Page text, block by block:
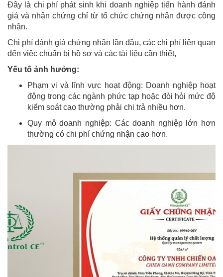
Đây là chi phí phát sinh khi doanh nghiệp tiến hành đánh
giá và nhận chứng chỉ từ tổ chức chứng nhận được công
nhận.
Chi phí đánh giá chứng nhận lần đầu, các chi phí liên quan
đến việc chuẩn bị hồ sơ và các tài liệu cần thiết,
Yếu tố ảnh hưởng:
Phạm vi và lĩnh vực hoạt động: Doanh nghiệp hoạt
động trong các ngành phức tạp hoặc đòi hỏi mức độ
kiểm soát cao thường phải chi trả nhiều hơn.
Quy mô doanh nghiệp: Các doanh nghiệp lớn hơn
thường có chi phí chứng nhận cao hơn.